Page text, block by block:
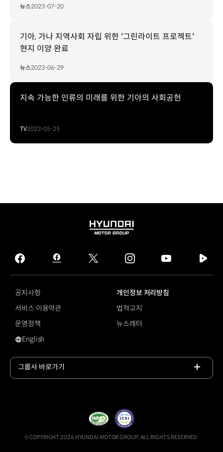
뉴스2023-07-20
기아, 가나 지역사회 자립 위한 '그린라이트 프로젝트'
현지 이양 완료
뉴스2023-06-29
지속 가능한 인류의 미래를 위한 기아의 사회공헌
TV2023-05-25
HYUNDAI
GROUP
facebook
hmg
journal
twitter instagram
tv
공지사항
개인정보 처리방침
서비스 이용약관
법적고지
운영정책
뉴스레터
#그린라이트 프로젝트
English
그룹사 바로가기
© COPYRIGHT 2026 HYUNDAI MOTOR GROUP, ALL RIGHTS RESERVED.